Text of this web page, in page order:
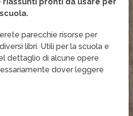
parecchie risorse per
libri. Utili per la scuola e
dettaglio di alcune opere
dover leggere